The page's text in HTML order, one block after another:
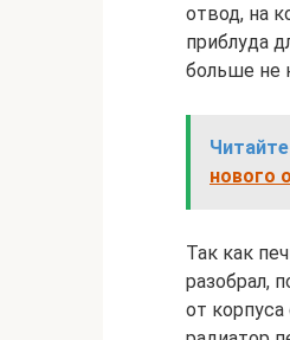
отвод, на
приблуда
больше не
нового
Так как
разобрал,
от корпуса